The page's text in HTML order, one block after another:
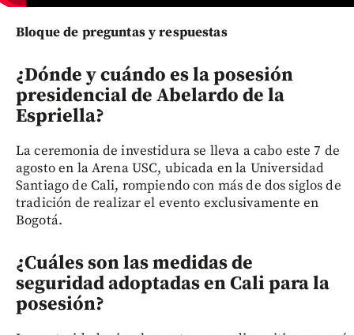
Bloque de preguntas y respuestas
¿Dónde y cuándo es la posesión
presidencial de Abelardo de la
Espriella?
La ceremonia de investidura se lleva a cabo este 7 de
agosto en la Arena USC, ubicada en la Universidad
Santiago de Cali, rompiendo con más de dos siglos de
tradición de realizar el evento exclusivamente en
Bogotá.
¿Cuáles son las medidas de
seguridad adoptadas en Cali para la
posesión?